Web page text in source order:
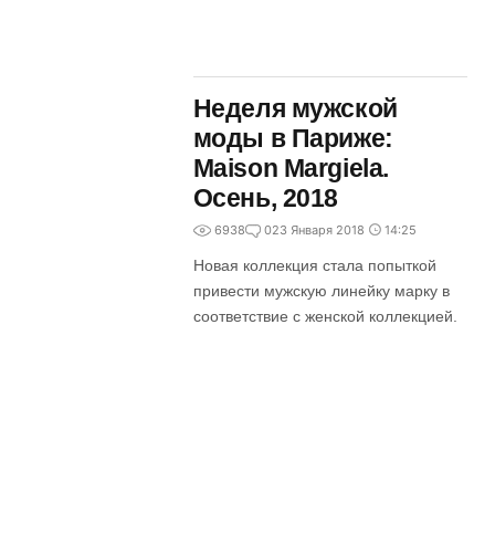
Неделя мужской
моды в Париже:
Maison Margiela.
Осень, 2018
6938 023 Января 2018 14:25
Новая коллекция стала попыткой
привести мужскую линейку марку в
соответствие с женской коллекцией.